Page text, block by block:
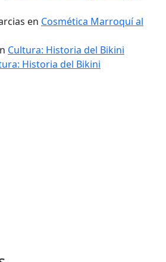
en Cosmética Marroquí al
Cultura: Historia del Bikini
Historia del Bikini